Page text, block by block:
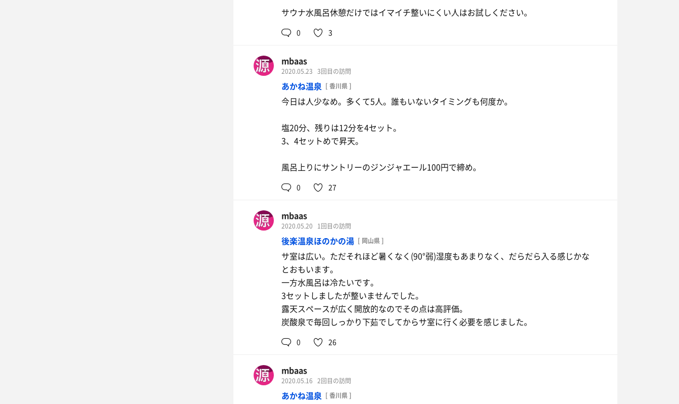
サウナ水風呂休憩だけではイマイチ整いにくい人はお試しください。
0 3
mbaas
2020.05.23 3回目の訪問
あかね温泉 [ 香川県 ]
今日は人少なめ。多くて5人。誰もいないタイミングも何度か。
塩20分、残りは12分を4セット。
3、4セットめで昇天。
風呂上りにサントリーのジンジャエール100円で締め。
0 27
mbaas
2020.05.20 1回目の訪問
後楽温泉ほのかの湯 [ 岡山県 ]
サ室は広い。ただそれほど暑くなく(90°弱)湿度もあまりなく、だらだら入る感じかな
とおもいます。
一方水風呂は冷たいです。
3セットしましたが整いませんでした。
露天スペースが広く開放的なのでその点は高評価。
炭酸泉で毎回しっかり下茹でしてからサ室に行く必要を感じました。
0 26
mbaas
2020.05.16 2回目の訪問
あかね温泉 [ 香川県 ]